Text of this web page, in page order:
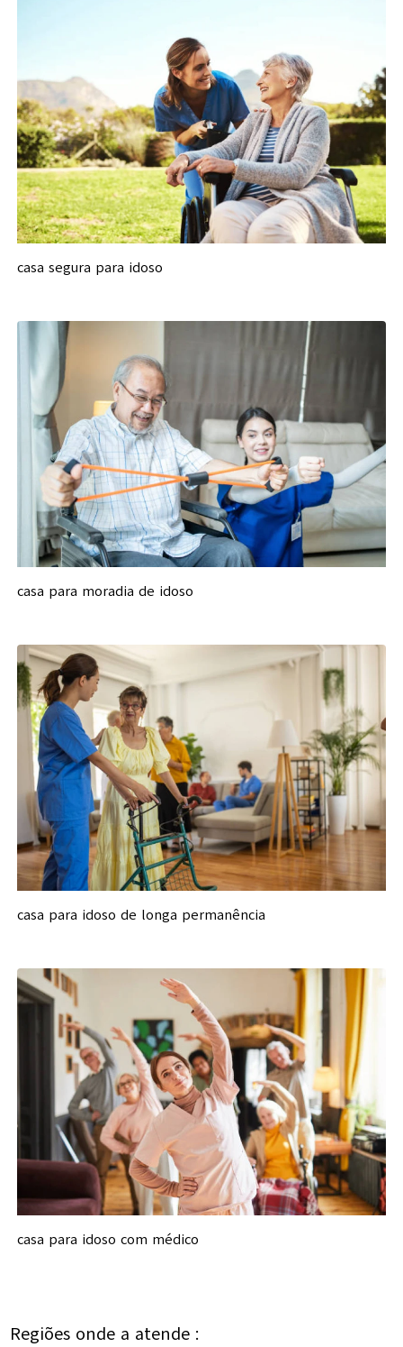
casa segura para idoso
casa para moradia de idoso
casa para idoso de longa permanência
casa para idoso com médico
Regiões onde a atende :